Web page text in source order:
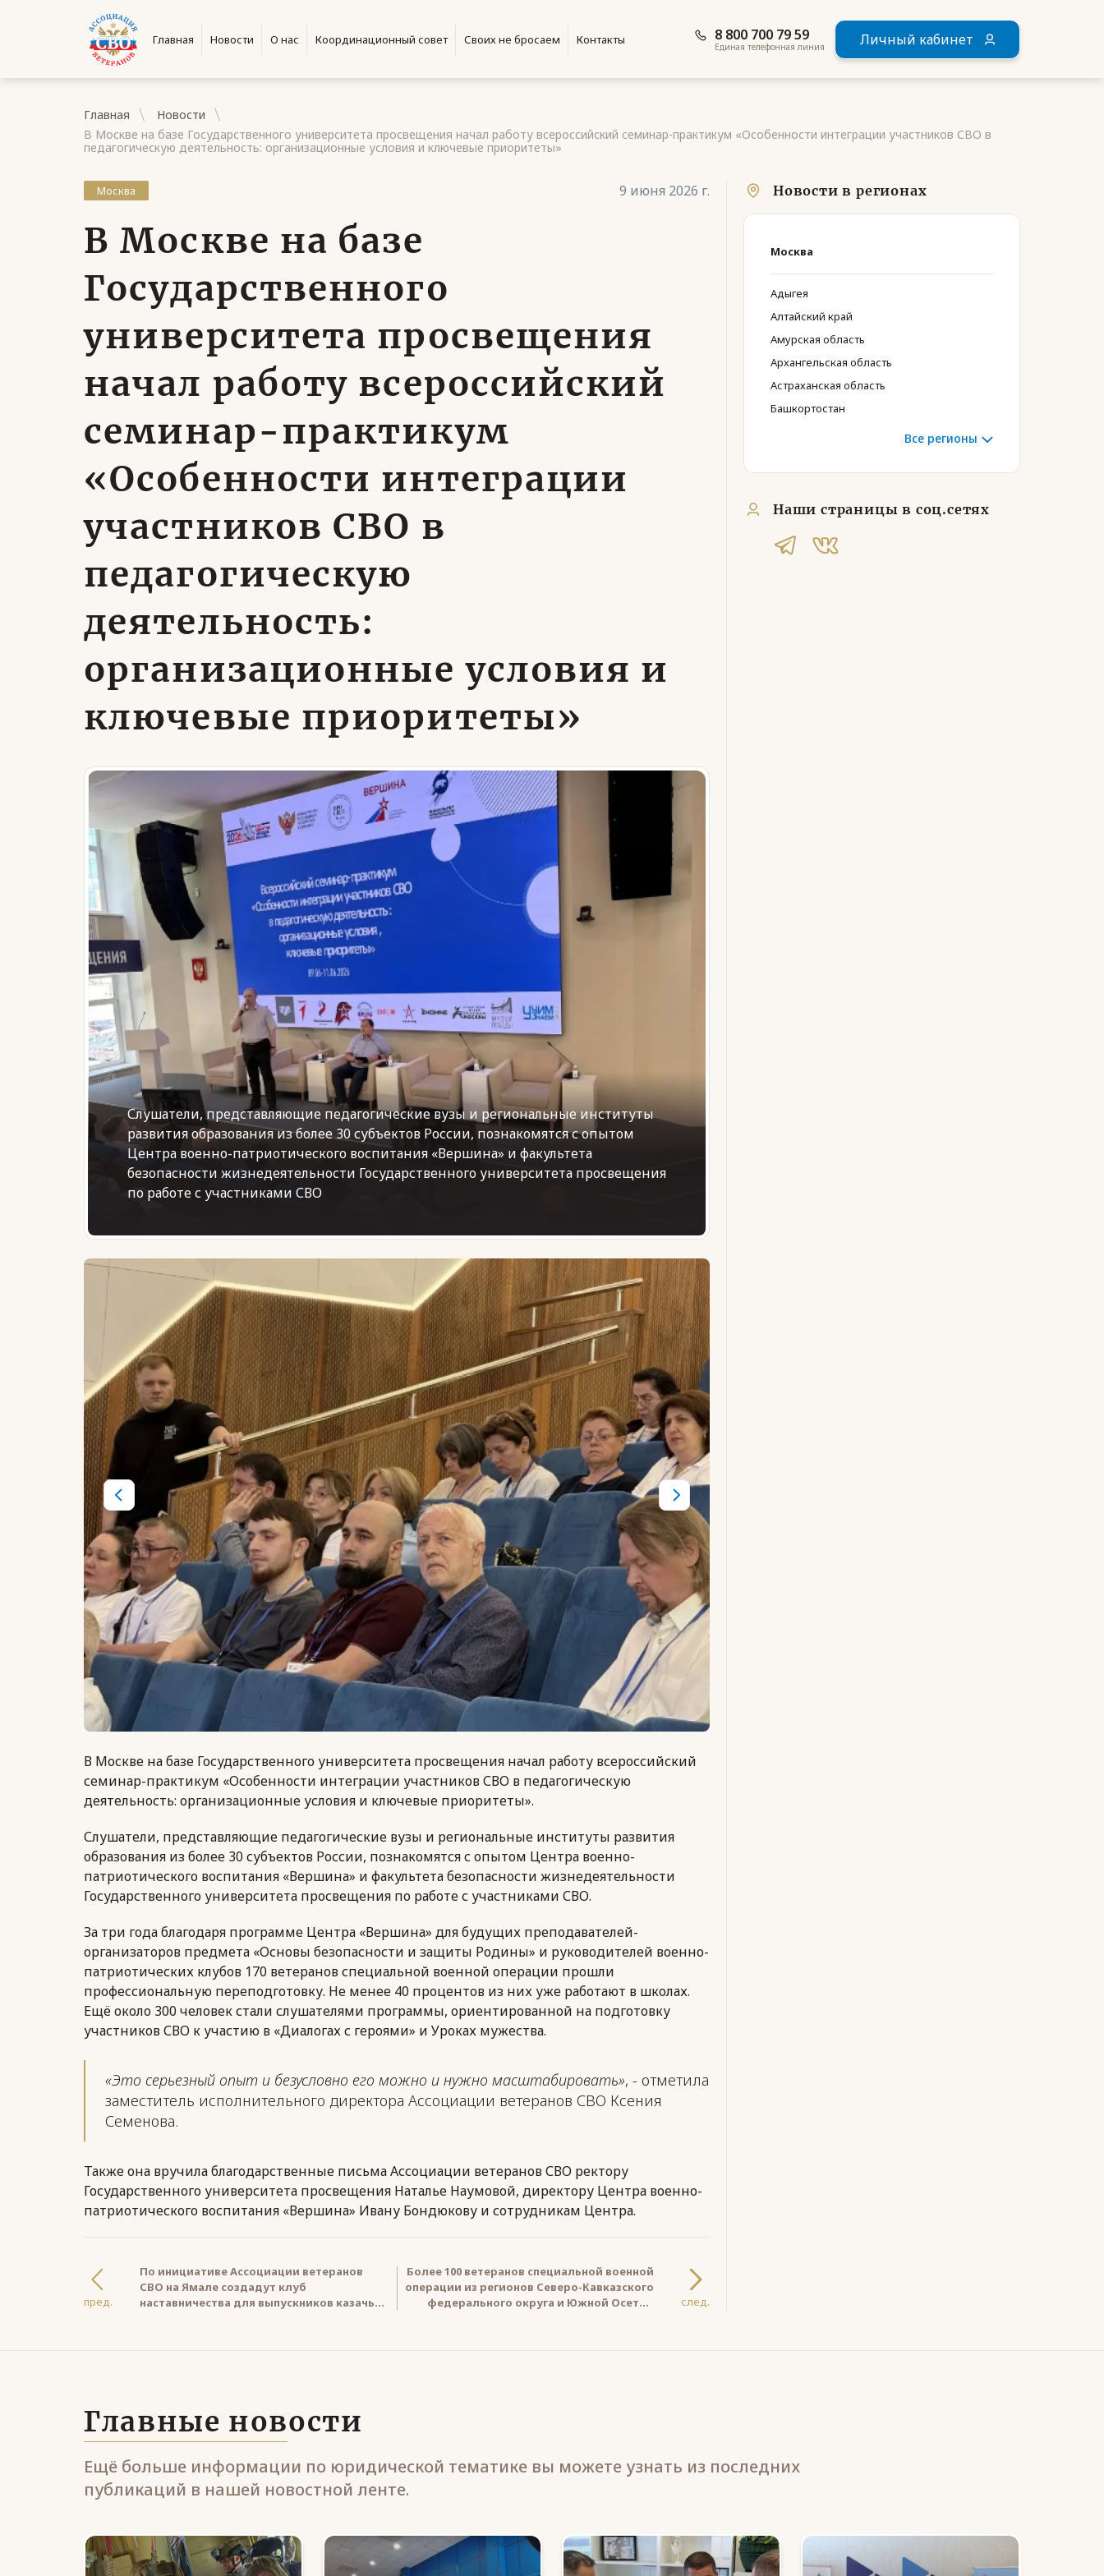
Главная Новости О нас Координационный совет Своих не бросаем Контакты 8 800 700 79 59
Единая телефонная линия Личный кабинет
Главная
Новости
В Москве на базе Государственного университета просвещения начал работу всероссийский семинар-практикум «Особенности интеграции участников СВО в
педагогическую деятельность: организационные условия и ключевые приоритеты»
Москва 9 июня 2026 г.
В Москве на базе
Государственного
университета просвещения
начал работу всероссийский
семинар-практикум
«Особенности интеграции
участников СВО в
педагогическую
деятельность:
организационные условия и
ключевые приоритеты»
Слушатели, представляющие педагогические вузы и региональные институты
развития образования из более 30 субъектов России, познакомятся с опытом
Центра военно-патриотического воспитания «Вершина» и факультета
безопасности жизнедеятельности Государственного университета просвещения
по работе с участниками СВО
В Москве на базе Государственного университета просвещения начал работу всероссийский
семинар-практикум «Особенности интеграции участников СВО в педагогическую
деятельность: организационные условия и ключевые приоритеты».
Слушатели, представляющие педагогические вузы и региональные институты развития
образования из более 30 субъектов России, познакомятся с опытом Центра военно-
патриотического воспитания «Вершина» и факультета безопасности жизнедеятельности
Государственного университета просвещения по работе с участниками СВО.
За три года благодаря программе Центра «Вершина» для будущих преподавателей-
организаторов предмета «Основы безопасности и защиты Родины» и руководителей военно-
патриотических клубов 170 ветеранов специальной военной операции прошли
профессиональную переподготовку. Не менее 40 процентов из них уже работают в школах.
Ещё около 300 человек стали слушателями программы, ориентированной на подготовку
участников СВО к участию в «Диалогах с героями» и Уроках мужества.
«Это серьезный опыт и безусловно его можно и нужно масштабировать», - отметила
заместитель исполнительного директора Ассоциации ветеранов СВО Ксения
Семенова.
Также она вручила благодарственные письма Ассоциации ветеранов СВО ректору
Государственного университета просвещения Наталье Наумовой, директору Центра военно-
патриотического воспитания «Вершина» Ивану Бондюкову и сотрудникам Центра.
пред.
По инициативе Ассоциации ветеранов
СВО на Ямале создадут клуб
наставничества для выпускников казачьих
Более 100 ветеранов специальной военной
операции из регионов Северо-Кавказского
федерального округа и Южной Осетии
след.
Новости в регионах
Москва
Адыгея
Алтайский край
Амурская область
Архангельская область
Астраханская область
Башкортостан
Все регионы
Наши страницы в соц.сетях
Главные новости
Ещё больше информации по юридической тематике вы можете узнать из последних
публикаций в нашей новостной ленте.